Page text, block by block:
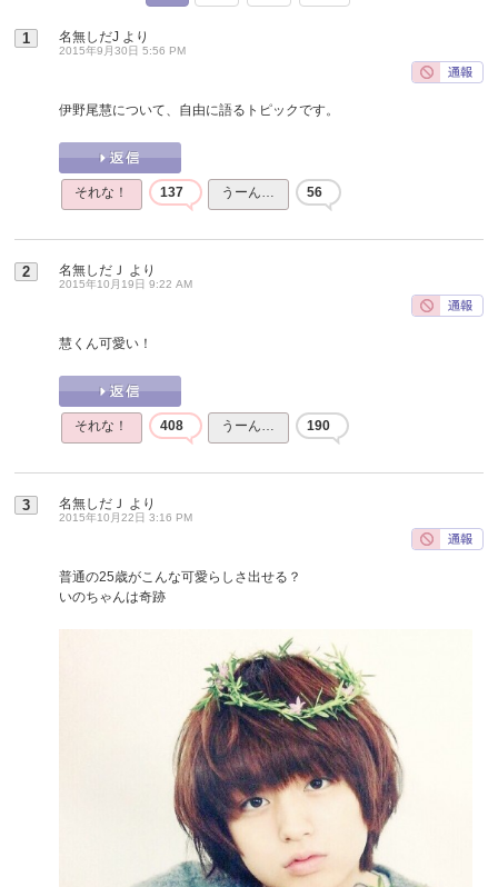
1 名無しだJ より
2015年9月30日 5:56 PM
伊野尾慧について、自由に語るトピックです。
それな！ 137 うーん… 56
2 名無しだＪ より
2015年10月19日 9:22 AM
慧くん可愛い！
それな！ 408 うーん… 190
3 名無しだＪ より
2015年10月22日 3:16 PM
普通の25歳がこんな可愛らしさ出せる？
いのちゃんは奇跡